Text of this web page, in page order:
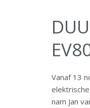
Vanaf 13
nam Jan